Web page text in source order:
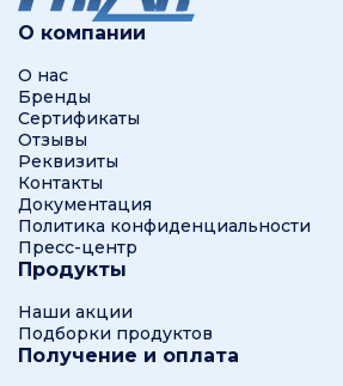
О компании
О нас
Бренды
Сертификаты
Отзывы
Реквизиты
Контакты
Документация
Политика конфиденциальности
Пресс-центр
Продукты
Наши акции
Подборки продуктов
Получение и оплата